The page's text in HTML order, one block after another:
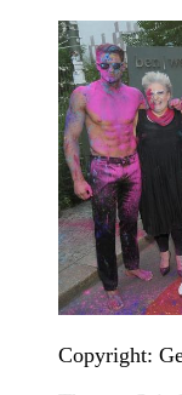
Copyright: